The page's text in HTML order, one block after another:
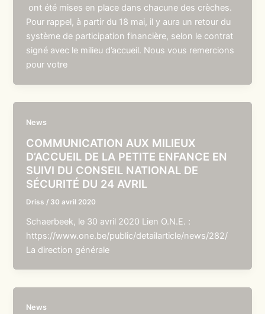
ont été mises en place dans chacune des crèches.
Pour rappel, à partir du 18 mai, il y aura un retour du
système de participation financière, selon le contrat
signé avec le milieu d’accueil. Nous vous remercions
pour votre
News
COMMUNICATION AUX MILIEUX
D’ACCUEIL DE LA PETITE ENFANCE EN
SUIVI DU CONSEIL NATIONAL DE
SÉCURITÉ DU 24 AVRIL
Driss / 30 avril 2020
Schaerbeek, le 30 avril 2020 Lien O.N.E. :
https://www.one.be/public/detailarticle/news/282/
La direction générale
News